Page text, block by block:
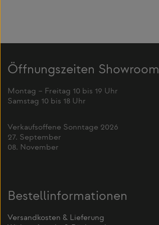
Öffnungszeiten Showroom
Montag – Freitag 10 bis 19 Uhr
Samstag 10 bis 18 Uhr
Verkaufsoffene Sonntage 2026
27. September
08. November
Bestellinformationen
Versandkosten & Lieferung